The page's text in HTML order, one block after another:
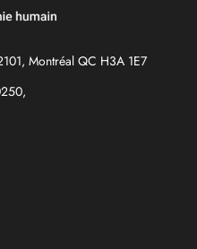
Montréal QC H3A 1E7